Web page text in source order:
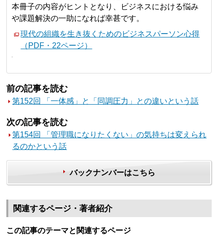
本冊子の内容がヒントとなり、ビジネスにおける悩み
や課題解決の一助になれば幸甚です。
現代の組織を生き抜くためのビジネスパーソン心得
（PDF・22ページ）
前の記事を読む
第152回 「一体感」と「同調圧力」との違いという話
次の記事を読む
第154回 「管理職になりたくない」の気持ちは変えられ
るのかという話
バックナンバーはこちら
関連するページ・著者紹介
この記事のテーマと関連するページ